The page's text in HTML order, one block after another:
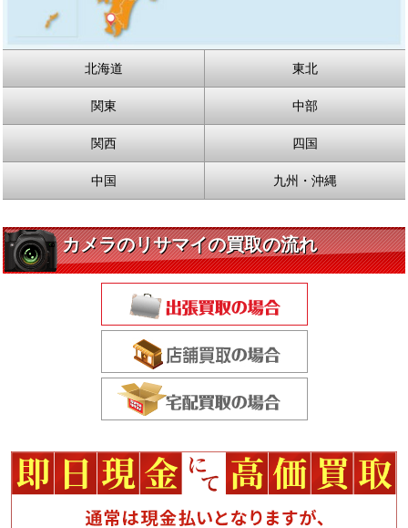
北海道 東北
関東 中部
関西 四国
中国 九州・沖縄